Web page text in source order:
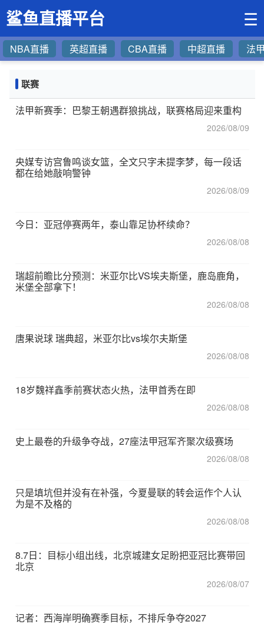
鲨鱼直播平台 ☰
NBA直播 英超直播 CBA直播 中超直播 法
联赛
法甲新赛季：巴黎王朝遇群狼挑战，联赛格局迎来重构
2026/08/09
央媒专访宫鲁鸣谈女篮，全文只字未提李梦，每一段话
都在给她敲响警钟
2026/08/09
今日：亚冠停赛两年，泰山靠足协杯续命？
2026/08/08
瑞超前瞻比分预测：米亚尔比VS埃夫斯堡，鹿岛鹿角，
米堡全部拿下！
2026/08/08
唐果说球 瑞典超，米亚尔比vs埃尔夫斯堡
2026/08/08
18岁魏祥鑫季前赛状态火热，法甲首秀在即
2026/08/08
史上最卷的升级争夺战，27座法甲冠军齐聚次级赛场
2026/08/08
只是填坑但并没有在补强，今夏曼联的转会运作个人认
为是不及格的
2026/08/08
8.7日：目标小组出线，北京城建女足盼把亚冠比赛带回
北京
2026/08/07
记者：西海岸明确赛季目标，不排斥争夺2027